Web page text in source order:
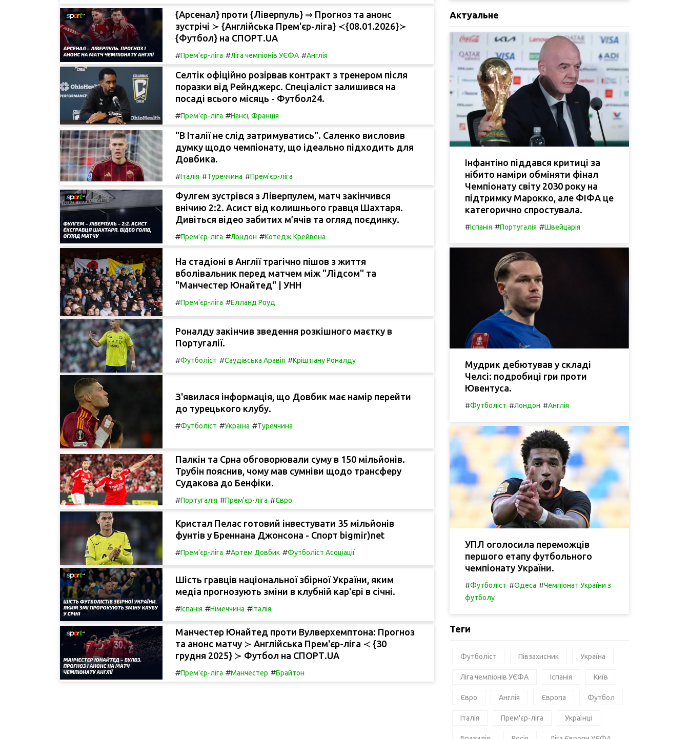
{Арсенал} проти {Ліверпуль} ⇒ Прогноз та анонс
зустрічі ≻ {Англійська Прем'єр-ліга} ≺{08.01.2026}≻
{Футбол} на СПОРТ.UA
#Прем'єр-ліга #Ліга чемпіонів УЄФА #Англія
Селтік офіційно розірвав контракт з тренером після
поразки від Рейнджерс. Спеціаліст залишився на
посаді всього місяць - Футбол24.
#Прем'єр-ліга #Нансі, Франція
"В Італії не слід затримуватись". Саленко висловив
думку щодо чемпіонату, що ідеально підходить для
Довбика.
#Італія #Туреччина #Прем'єр-ліга
Фулгем зустрівся з Ліверпулем, матч закінчився
внічию 2:2. Асист від колишнього гравця Шахтаря.
Дивіться відео забитих м’ячів та огляд поєдинку.
#Прем'єр-ліга #Лондон #Котедж Крейвена
На стадіоні в Англії трагічно пішов з життя
вболівальник перед матчем між "Лідсом" та
"Манчестер Юнайтед" | УНН
#Прем'єр-ліга #Елланд Роуд
Роналду закінчив зведення розкішного маєтку в
Португалії.
#Футболіст #Саудівська Аравія #Кріштіану Роналду
З'явилася інформація, що Довбик має намір перейти
до турецького клубу.
#Футболіст #Україна #Туреччина
Палкін та Срна обговорювали суму в 150 мільйонів.
Трубін пояснив, чому мав сумніви щодо трансферу
Судакова до Бенфіки.
#Португалія #Прем'єр-ліга #Євро
Кристал Пелас готовий інвестувати 35 мільйонів
фунтів у Бреннана Джонсона - Спорт bigmir)net
#Прем'єр-ліга #Артем Довбик #Футболіст Асоціації
Шість гравців національної збірної України, яким
медіа прогнозують зміни в клубній кар'єрі в січні.
#Іспанія #Німеччина #Італія
Манчестер Юнайтед проти Вулверхемптона: Прогноз
та анонс матчу ≻ Англійська Прем'єр-ліга ≺ {30
грудня 2025} ≻ Футбол на СПОРТ.UA
#Прем'єр-ліга #Манчестер #Брайтон
Актуальне
Інфантіно піддався критиці за
нібито наміри обміняти фінал
Чемпіонату світу 2030 року на
підтримку Марокко, але ФІФА це
категорично спростувала.
#Іспанія #Португалія #Швейцарія
Мудрик дебютував у складі
Челсі: подробиці гри проти
Ювентуса.
#Футболіст #Лондон #Англія
УПЛ оголосила переможців
першого етапу футбольного
чемпіонату України.
#Футболіст #Одеса #Чемпіонат України з
футболу
Теги
Футболіст Півзахисник Україна
Ліга чемпіонів УЄФА Іспанія Київ
Євро Англія Європа Футбол
Італія Прем'єр-ліга Українці